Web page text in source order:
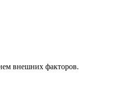
внешних факторов.